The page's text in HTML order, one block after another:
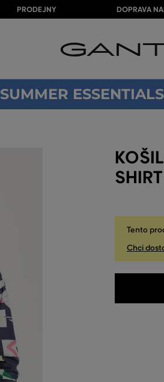
PRODEJNY DOPRAVA
SUMMER
Tento
Chci